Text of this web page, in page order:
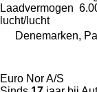
Laadvermogen
lucht/lucht
Denemarken,
Euro Nor A/S